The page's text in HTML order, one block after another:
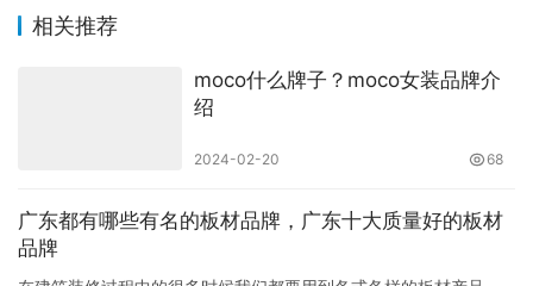
相关推荐
moco什么牌子？moco女装品牌介
绍
2024-02-20 68
广东都有哪些有名的板材品牌，广东十大质量好的板材
品牌